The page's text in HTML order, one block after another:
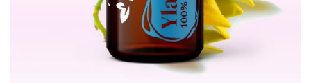
Cum integrăm uleiurile esențiale în
8 Mituri despre uleiurile esențiale
Crăciun iubit, bine ai venit!